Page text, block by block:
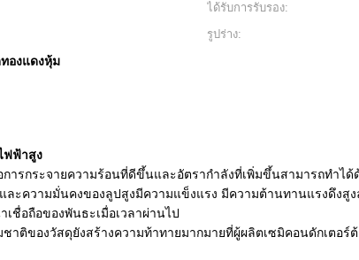
ได้รับการรับรอง:
รูปร่าง:
องแดงหุ้ม
ฟฟ้าสูง
ารกระจายความร้อนที่ดีขึ้นและอัตรากำลังที่เพิ่มขึ้นสามารถทำ
ละความมั่นคงของลูปสูงมีความแข็งแรง มีความต้านทานแรงดึง
ชื่อถือของพันธะเมื่อเวลาผ่านไป
ของวัสดุยังสร้างความท้าทายมากมายที่ผู้ผลิตเซมิคอนดักเตอร์